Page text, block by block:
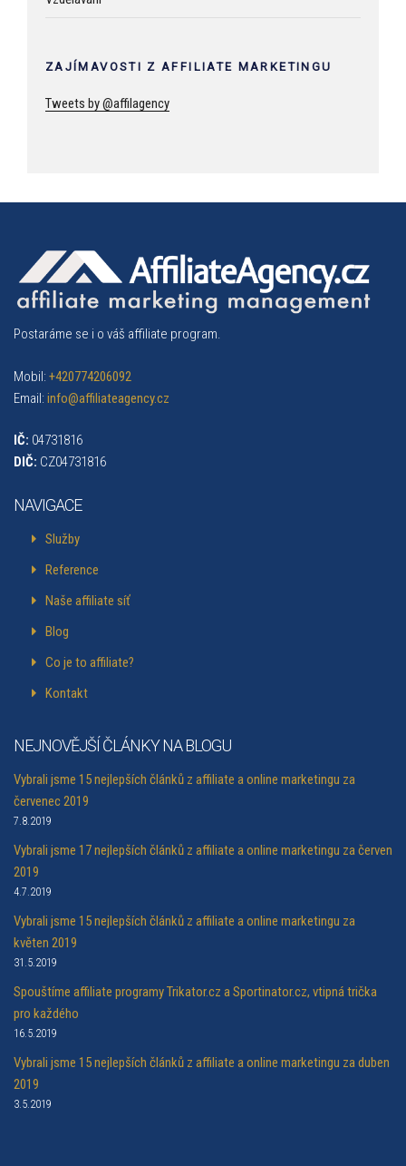
ZAJÍMAVOSTI Z AFFILIATE MARKETINGU
Tweets by @affilagency
Postaráme se i o váš affiliate program.
Mobil: +420774206092
Email: info@affiliateagency.cz
IČ: 04731816
DIČ: CZ04731816
NAVIGACE
Služby
Reference
Naše affiliate síť
Blog
Co je to affiliate?
Kontakt
NEJNOVĚJŠÍ ČLÁNKY NA BLOGU
Vybrali jsme 15 nejlepších článků z affiliate a online marketingu za
červenec 2019
7.8.2019
Vybrali jsme 17 nejlepších článků z affiliate a online marketingu za červen
2019
4.7.2019
Vybrali jsme 15 nejlepších článků z affiliate a online marketingu za
květen 2019
31.5.2019
Spouštíme affiliate programy Trikator.cz a Sportinator.cz, vtipná trička
pro každého
16.5.2019
Vybrali jsme 15 nejlepších článků z affiliate a online marketingu za duben
2019
3.5.2019